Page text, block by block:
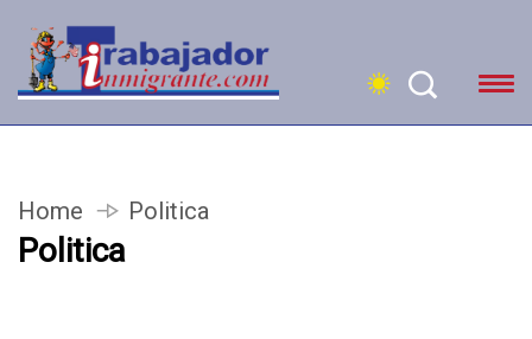
Home Politica
Politica